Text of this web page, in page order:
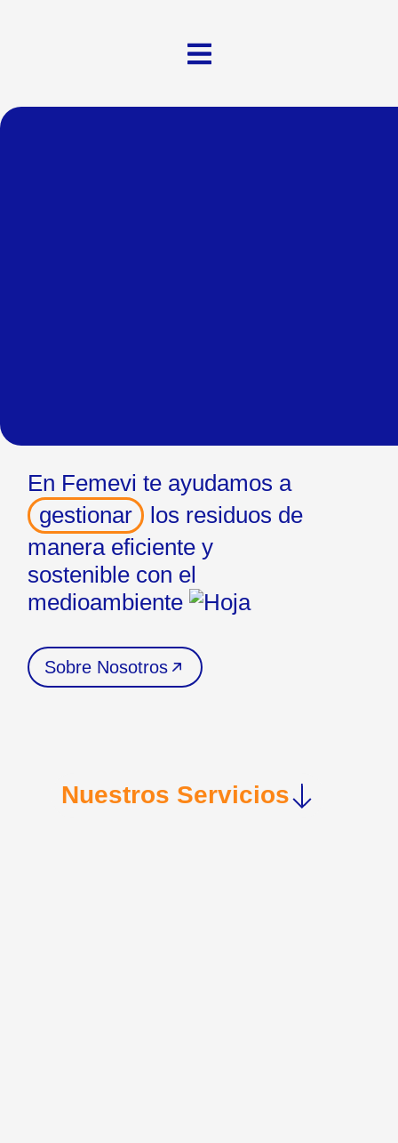
En Femevi te ayudamos a
gestionar
los residuos de
manera eficiente y
sostenible con el
medioambiente
Sobre Nosotros
Nuestros Servicios